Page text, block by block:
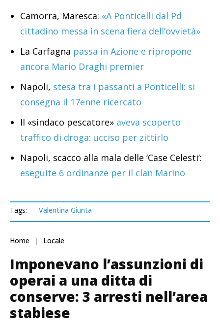
Camorra, Maresca: «A Ponticelli dal Pd
cittadino messa in scena fiera dell’ovvietà»
La Carfagna passa in Azione e ripropone
ancora Mario Draghi premier
Napoli, stesa tra i passanti a Ponticelli: si
consegna il 17enne ricercato
Il «sindaco pescatore» aveva scoperto
traffico di droga: ucciso per zittirlo
Napoli, scacco alla mala delle ‘Case Celesti’:
eseguite 6 ordinanze per il clan Marino
Tags: Valentina Giunta
Home Locale
Imponevano l’assunzioni di
operai a una ditta di
conserve: 3 arresti nell’area
stabiese